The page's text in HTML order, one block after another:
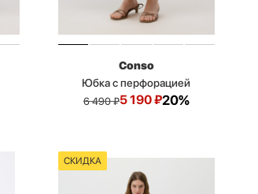
Conso
Юбка с перфорацией
6 490₽5 190₽20%
СКИДКА